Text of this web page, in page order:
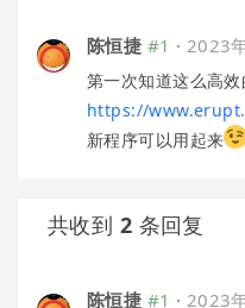
陈恒捷 #1 · 2023
第一次知道这么高
https://
新程序可以用起来
共收到 2 条回复
陈恒捷 #1 · 2023